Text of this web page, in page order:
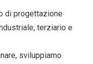
di progettazione
terziario e
sviluppiamo